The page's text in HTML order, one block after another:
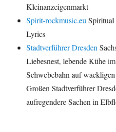
Kleinanzeigenmarkt
Spirit-rockmusic.euSpiritual
Lyrics
Stadtverführer Dresden
Liebesnest, lebende Kühe
Schwebebahn auf
Großen Stadtverführer
aufregendere Sachen in